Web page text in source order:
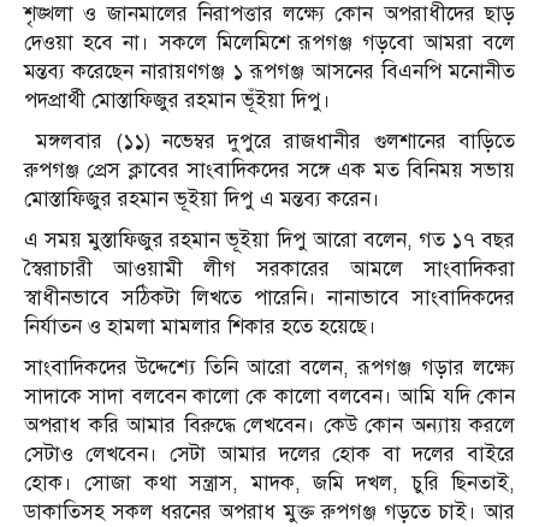
শৃঙ্খলা ও জানমালের নিরাপত্তার লক্ষ্যে কোন অপরাধীদের ছাড়
দেওয়া হবে না। সকলে মিলেমিশে রূপগঞ্জ গড়বো আমরা বলে
মন্তব্য করেছেন নারায়ণগঞ্জ ১ রূপগঞ্জ আসনের বিএনপি মনোনীত
পদপ্রার্থী মোস্তাফিজুর রহমান ভূঁইয়া দিপু।
মঙ্গলবার (১১) নভেম্বর দুপুরে রাজধানীর গুলশানের বাড়িতে
রুপগঞ্জ প্রেস ক্লাবের সাংবাদিকদের সঙ্গে এক মত বিনিময় সভায়
মোস্তাফিজুর রহমান ভূইয়া দিপু এ মন্তব্য করেন।
এ সময় মুস্তাফিজুর রহমান ভূইয়া দিপু আরো বলেন, গত ১৭ বছর
স্বৈরাচারী আওয়ামী লীগ সরকারের আমলে সাংবাদিকরা
স্বাধীনভাবে সঠিকটা লিখতে পারেনি। নানাভাবে সাংবাদিকদের
নির্যাতন ও হামলা মামলার শিকার হতে হয়েছে।
সাংবাদিকদের উদ্দেশ্যে তিনি আরো বলেন, রূপগঞ্জ গড়ার লক্ষ্যে
সাদাকে সাদা বলবেন কালো কে কালো বলবেন। আমি যদি কোন
অপরাধ করি আমার বিরুদ্ধে লেখবেন। কেউ কোন অন্যায় করলে
সেটাও লেখবেন। সেটা আমার দলের হোক বা দলের বাইরে
হোক। সোজা কথা সন্ত্রাস, মাদক, জমি দখল, চুরি ছিনতাই,
ডাকাতিসহ সকল ধরনের অপরাধ মুক্ত রুপগঞ্জ গড়তে চাই। আর